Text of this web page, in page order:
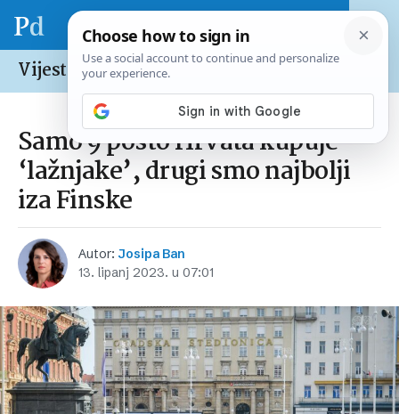
Vijesti /Hrvatska
Samo 9 posto Hrvata kupuje
‘lažnjake’, drugi smo najbolji
iza Finske
Autor: Josipa Ban
13. lipanj 2023. u 07:01